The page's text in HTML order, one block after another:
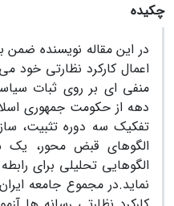
چکیده
در این مقاله نویسنده ضمن
اعمال کارکرد نظارتی خود
منفی‏ ای بر روی ثبات
دهه از حکومت جمهوری
تفکیک سه دوره تثبیت،
الگوهای قبض‏ محور،
الگوهایی تحلیلی برای
نماید.در مجموع جامعه